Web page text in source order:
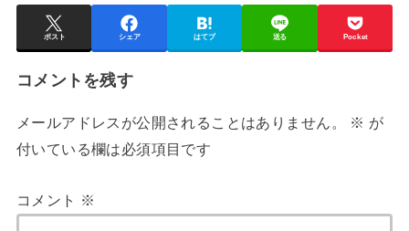
ポスト シェア はてブ 送る Pocket
コメントを残す
メールアドレスが公開されることはありません。 ※ が
付いている欄は必須項目です
コメント ※